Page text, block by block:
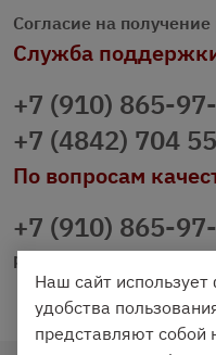
Согласие на
Служба
+7 (910) 865-
+7 (4842) 704
По вопросам
+7 (910) 865-
Наш сайт
удобства
представляют